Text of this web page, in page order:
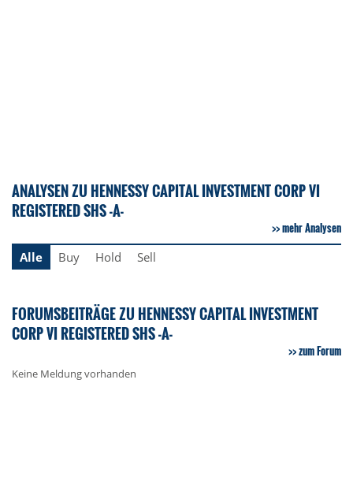
ANALYSEN ZU HENNESSY CAPITAL INVESTMENT CORP VI
REGISTERED SHS -A-
mehr Analysen
Alle
Buy Hold Sell
FORUMSBEITRÄGE ZU HENNESSY CAPITAL INVESTMENT
CORP VI REGISTERED SHS -A-
zum Forum
Keine Meldung vorhanden